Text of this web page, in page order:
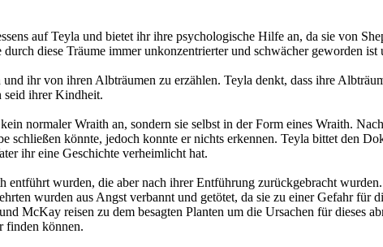
auf Teyla und bietet ihr ihre psychologische Hilfe an, da sie von
diese Träume immer unkonzentrierter und schwächer geworden
ihr von ihren Albträumen zu erzählen. Teyla denkt, dass ihre
seid ihrer Kindheit.
normaler Wraith an, sondern sie selbst in der Form eines Wraith.
schließen könnte, jedoch konnte er nichts erkennen. Teyla bittet den
ihr eine Geschichte verheimlicht hat.
wurden, die aber nach ihrer Entführung zurückgebracht
wurden aus Angst verbannt und getötet, da sie zu einer Gefahr für
McKay reisen zu dem besagten Planten um die Ursachen für dieses
finden können.